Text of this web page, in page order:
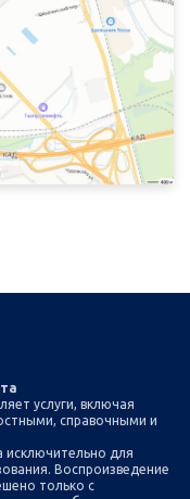
услуги, включая
справочными и
исключительно для
Воспроизведение
только с